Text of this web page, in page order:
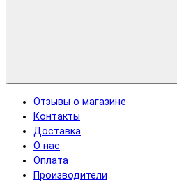
Отзывы о магазине
Контакты
Доставка
О нас
Оплата
Производители